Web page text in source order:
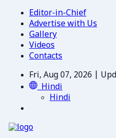
Editor-in-Chief
Advertise with Us
Gallery
Videos
Contacts
Fri, Aug 07, 2026 |
Hindi
Hindi